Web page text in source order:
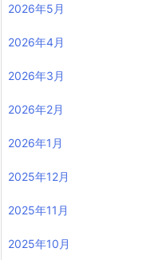
2026年5月
2026年4月
2026年3月
2026年2月
2026年1月
2025年12月
2025年11月
2025年10月